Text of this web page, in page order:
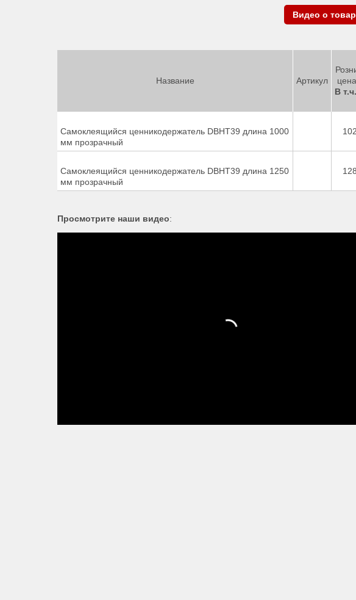
Видео о
Название Артикул
В
Самоклеящийся ценникодержатель DBHT39 длина 1000
мм прозрачный
Самоклеящийся ценникодержатель DBHT39 длина 1250
мм прозрачный
Просмотрите наши видео: